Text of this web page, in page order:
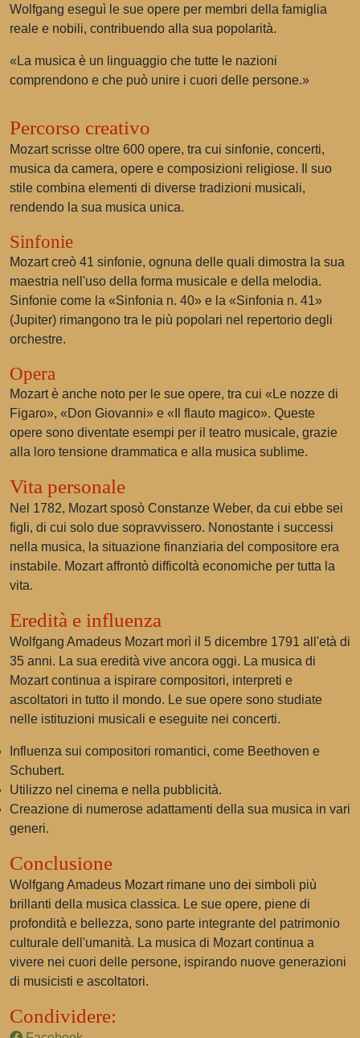
Wolfgang eseguì le sue opere per membri della famiglia
reale e nobili, contribuendo alla sua popolarità.
«La musica è un linguaggio che tutte le nazioni
comprendono e che può unire i cuori delle persone.»
Percorso creativo
Mozart scrisse oltre 600 opere, tra cui sinfonie, concerti,
musica da camera, opere e composizioni religiose. Il suo
stile combina elementi di diverse tradizioni musicali,
rendendo la sua musica unica.
Sinfonie
Mozart creò 41 sinfonie, ognuna delle quali dimostra la sua
maestria nell'uso della forma musicale e della melodia.
Sinfonie come la «Sinfonia n. 40» e la «Sinfonia n. 41»
(Jupiter) rimangono tra le più popolari nel repertorio degli
orchestre.
Opera
Mozart è anche noto per le sue opere, tra cui «Le nozze di
Figaro», «Don Giovanni» e «Il flauto magico». Queste
opere sono diventate esempi per il teatro musicale, grazie
alla loro tensione drammatica e alla musica sublime.
Vita personale
Nel 1782, Mozart sposò Constanze Weber, da cui ebbe sei
figli, di cui solo due sopravvissero. Nonostante i successi
nella musica, la situazione finanziaria del compositore era
instabile. Mozart affrontò difficoltà economiche per tutta la
vita.
Eredità e influenza
Wolfgang Amadeus Mozart morì il 5 dicembre 1791 all'età di
35 anni. La sua eredità vive ancora oggi. La musica di
Mozart continua a ispirare compositori, interpreti e
ascoltatori in tutto il mondo. Le sue opere sono studiate
nelle istituzioni musicali e eseguite nei concerti.
Influenza sui compositori romantici, come Beethoven e
Schubert.
Utilizzo nel cinema e nella pubblicità.
Creazione di numerose adattamenti della sua musica in vari
generi.
Conclusione
Wolfgang Amadeus Mozart rimane uno dei simboli più
brillanti della musica classica. Le sue opere, piene di
profondità e bellezza, sono parte integrante del patrimonio
culturale dell'umanità. La musica di Mozart continua a
vivere nei cuori delle persone, ispirando nuove generazioni
di musicisti e ascoltatori.
Condividere: